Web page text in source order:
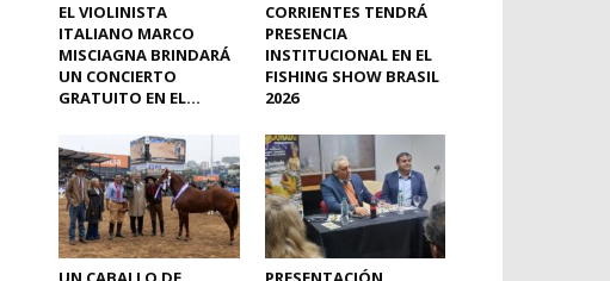
EL VIOLINISTA
ITALIANO MARCO
MISCIAGNA BRINDARÁ
UN CONCIERTO
GRATUITO EN EL...
CORRIENTES TENDRÁ
PRESENCIA
INSTITUCIONAL EN EL
FISHING SHOW BRASIL
2026